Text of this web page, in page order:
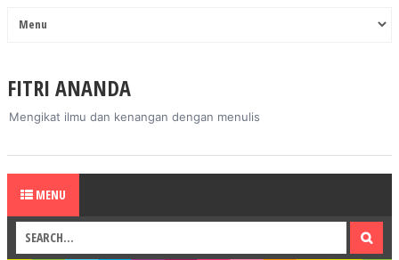
FITRI ANANDA
Mengikat ilmu dan kenangan dengan menulis
MENU